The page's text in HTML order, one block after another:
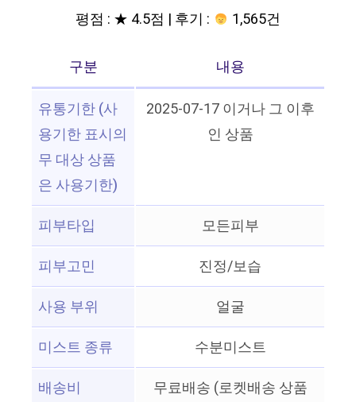
평점 : ★ 4.5점 | 후기 : 1,565건
구분
내용
유통기한 (사
용기한 표시의
무 대상 상품
은 사용기한)
2025-07-17 이거나 그 이후
인 상품
피부타입
모든피부
피부고민
진정/보습
사용 부위
얼굴
미스트 종류
수분미스트
배송비
무료배송 (로켓배송 상품